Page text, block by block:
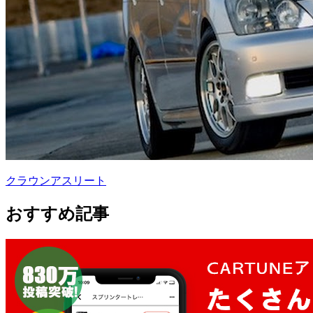
クラウンアスリート
おすすめ記事